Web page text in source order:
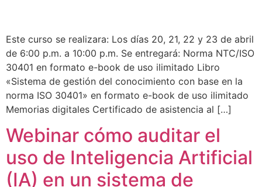
Este curso se realizara: Los días 20, 21, 22 y 23 de abril
de 6:00 p.m. a 10:00 p.m. Se entregará: Norma NTC/ISO
30401 en formato e-book de uso ilimitado Libro
«Sistema de gestión del conocimiento con base en la
norma ISO 30401» en formato e-book de uso ilimitado
Memorias digitales Certificado de asistencia al […]
Webinar cómo auditar el
uso de Inteligencia Artificial
(IA) en un sistema de